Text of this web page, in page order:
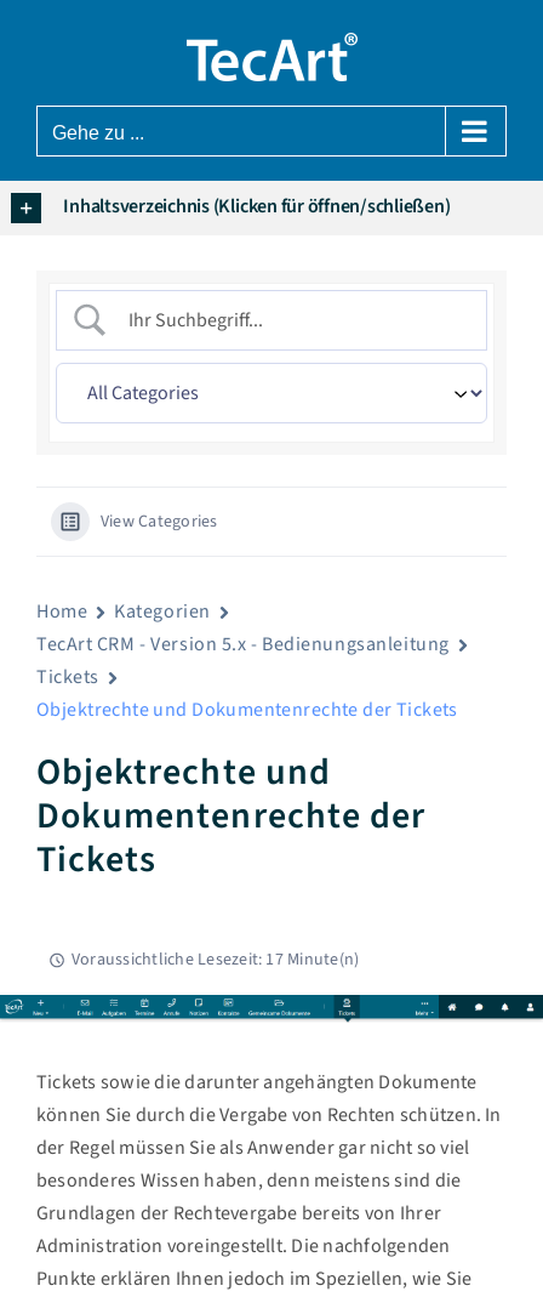
Gehe zu ...
Inhaltsverzeichnis (Klicken für öffnen/schließen)
View Categories
Home
Kategorien
TecArt CRM - Version 5.x - Bedienungsanleitung
Tickets
Objektrechte und Dokumentenrechte der Tickets
Objektrechte und
Dokumentenrechte der
Tickets
Voraussichtliche Lesezeit: 17 Minute(n)
Tickets sowie die darunter angehängten Dokumente
können Sie durch die Vergabe von Rechten schützen. In
der Regel müssen Sie als Anwender gar nicht so viel
besonderes Wissen haben, denn meistens sind die
Grundlagen der Rechtevergabe bereits von Ihrer
Administration voreingestellt. Die nachfolgenden
Punkte erklären Ihnen jedoch im Speziellen, wie Sie